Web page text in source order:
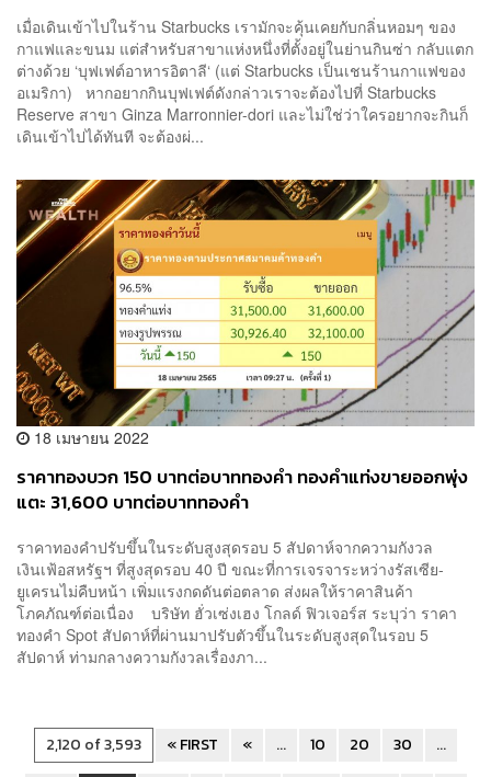
เมื่อเดินเข้าไปในร้าน Starbucks เรามักจะคุ้นเคยกับกลิ่นหอมๆ ของ
กาแฟและขนม แต่สำหรับสาขาแห่งหนึ่งที่ตั้งอยู่ในย่านกินซ่า กลับแตก
ต่างด้วย ‘บุฟเฟต์อาหารอิตาลี‘ (แต่ Starbucks เป็นเชนร้านกาแฟของ
อเมริกา) หากอยากกินบุฟเฟต์ดังกล่าวเราจะต้องไปที่ Starbucks
Reserve สาขา Ginza Marronnier-dori และไม่ใช่ว่าใครอยากจะกินก็
เดินเข้าไปได้ทันที จะต้องผ่...
18 เมษายน 2022
ราคาทองบวก 150 บาทต่อบาททองคำ ทองคำแท่งขายออกพุ่ง
แตะ 31,600 บาทต่อบาททองคำ
ราคาทองคำปรับขึ้นในระดับสูงสุดรอบ 5 สัปดาห์จากความกังวล
เงินเฟ้อสหรัฐฯ ที่สูงสุดรอบ 40 ปี ขณะที่การเจรจาระหว่างรัสเซีย-
ยูเครนไม่คืบหน้า เพิ่มแรงกดดันต่อตลาด ส่งผลให้ราคาสินค้า
โภคภัณฑ์ต่อเนื่อง บริษัท ฮั่วเซ่งเฮง โกลด์ ฟิวเจอร์ส ระบุว่า ราคา
ทองคำ Spot สัปดาห์ที่ผ่านมาปรับตัวขึ้นในระดับสูงสุดในรอบ 5
สัปดาห์ ท่ามกลางความกังวลเรื่องภา...
2,120 of 3,593 « FIRST « ... 10 20 30
...